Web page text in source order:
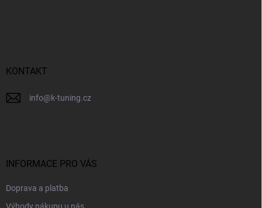
KONTAKT
info@k-tuning.cz
INFORMACE PRO VÁS
Doprava a platba
Výhody nákupu u nás